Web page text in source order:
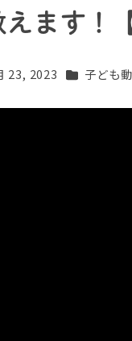
ます！
23, 2023 カテゴリー
子ども